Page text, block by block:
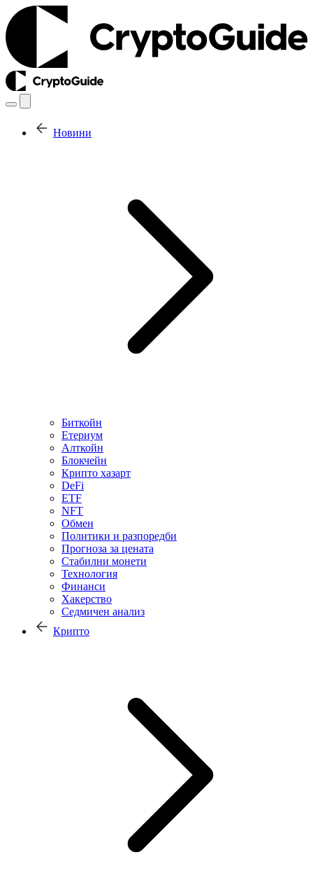
Новини
Биткойн
Етериум
Алткойн
Блокчейн
Крипто хазарт
DeFi
ETF
NFT
Обмен
Политики и разпоредби
Прогноза за цената
Стабилни монети
Технология
Финанси
Хакерство
Седмичен анализ
Крипто